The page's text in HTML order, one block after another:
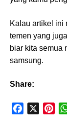
Kalau artikel ini
temen yang
biar kita semua
samsung.
Share: